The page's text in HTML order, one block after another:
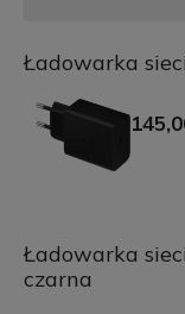
Ładowarka
Ładowarka
czarna